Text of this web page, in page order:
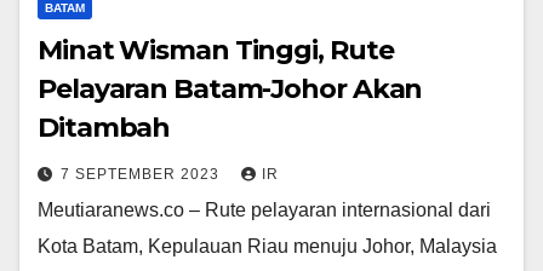
BATAM
Minat Wisman Tinggi, Rute
Pelayaran Batam-Johor Akan
Ditambah
7 SEPTEMBER 2023 IR
Meutiaranews.co – Rute pelayaran internasional dari
Kota Batam, Kepulauan Riau menuju Johor, Malaysia